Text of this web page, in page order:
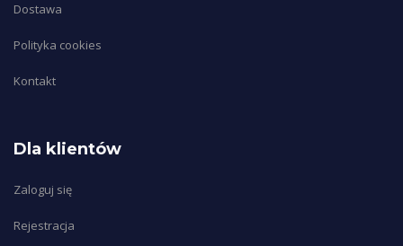
Dostawa
Polityka cookies
Kontakt
Dla klientów
Zaloguj się
Rejestracja